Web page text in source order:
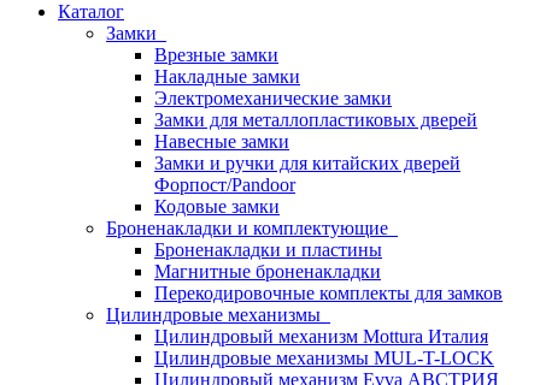
Каталог
Замки
Врезные замки
Накладные замки
Электромеханические замки
Замки для металлопластиковых дверей
Навесные замки
Замки и ручки для китайских дверей
Форпост/Раndoor
Кодовые замки
Броненакладки и комплектующие
Броненакладки и пластины
Магнитные броненакладки
Перекодировочные комплекты для замков
Цилиндровые механизмы
Цилиндровый механизм Mottura Италия
Цилиндровые механизмы MUL-T-LOCK
Цилиндровый механизм Evva АВСТРИЯ